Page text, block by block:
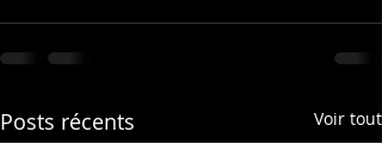
Posts récents Voir tout